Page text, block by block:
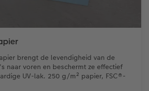
brengt de levendigheid van de
naar voren en beschermt ze effectief
UV-lak. 250 g/m² papier, FSC®-